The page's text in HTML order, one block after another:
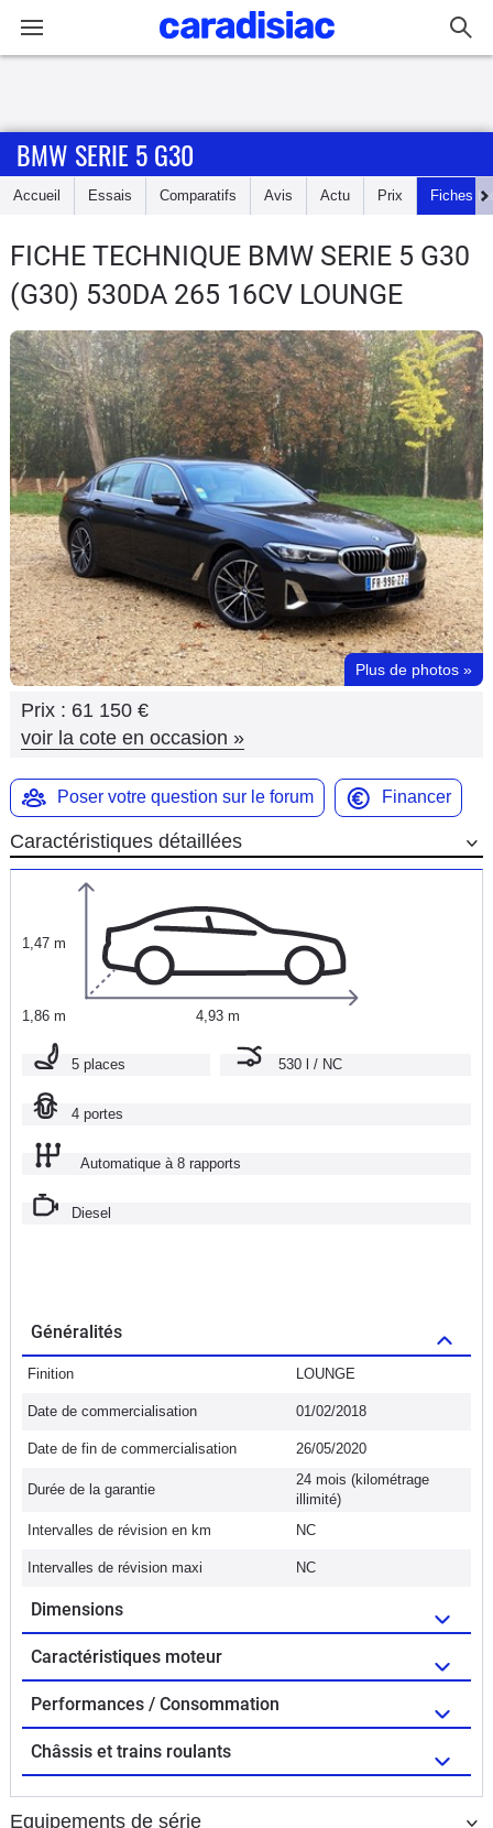
Accueil
Essais
Guide
d'achat
Electriques
Utilitaires
Flottes
Auto
Services
Forum
Moto
Marques
BMW SERIE 5 G30
Accueil Essais Comparatifs Avis Actu Prix Fiches
FICHE TECHNIQUE BMW SERIE 5 G30
(G30) 530DA 265 16CV LOUNGE
Plus de photos »
Prix : 61 150 €
voir la cote en occasion »
Poser votre question sur le forum Financer
Caractéristiques détaillées
1,47 m
1,86 m 4,93 m
5 places 530 l / NC
4 portes
Automatique à 8 rapports
Diesel
Généralités
Finition LOUNGE
Date de commercialisation 01/02/2018
Date de fin de commercialisation 26/05/2020
Durée de la garantie
24 mois (kilométrage
illimité)
Intervalles de révision en km
NC
Intervalles de révision maxi NC
Dimensions
Caractéristiques moteur
Performances / Consommation
Châssis et trains roulants
Equipements de série